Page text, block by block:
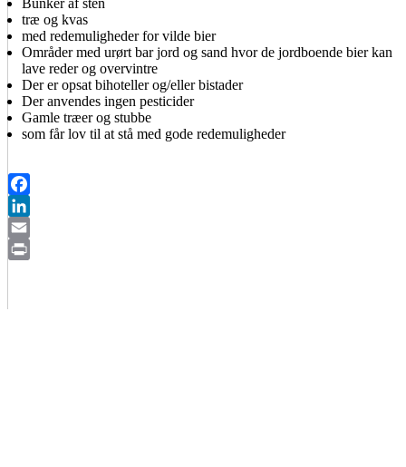
Bunker af sten
træ og kvas
med redemuligheder for vilde bier
Områder med urørt bar jord og sand hvor de jordboende bier kan
lave reder og overvintre
Der er opsat bihoteller og/eller bistader
Der anvendes ingen pesticider
Gamle træer og stubbe
som får lov til at stå med gode redemuligheder
Facebook
LinkedIn
Email